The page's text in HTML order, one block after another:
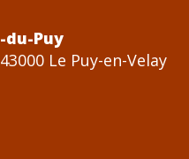
Puy
Le Puy-en-Velay